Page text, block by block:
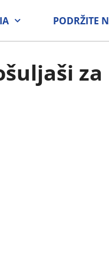
PODRŽITE